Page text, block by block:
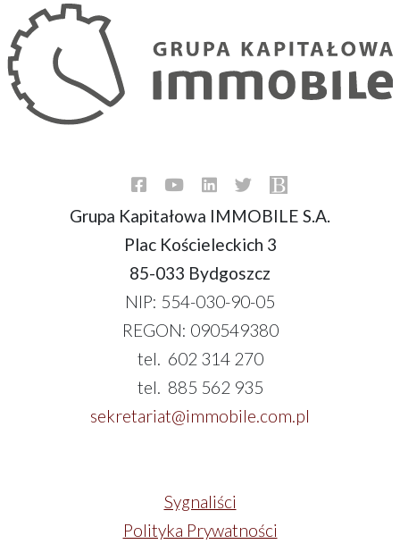
Grupa Kapitałowa IMMOBILE S.A.
Plac Kościeleckich 3
85-033 Bydgoszcz
NIP: 554-030-90-05
REGON: 090549380
tel. 602 314 270
tel. 885 562 935
sekretariat@immobile.com.pl
Sygnaliści
Polityka Prywatności